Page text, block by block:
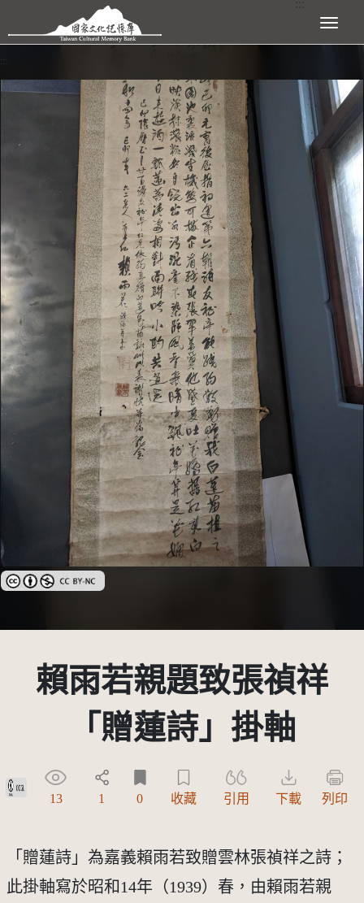
跳到主要內容區塊 展開選單
:::
創用CC姓名標示-非商業性 3.0 台灣及其後版本(CC BY-NC 3.0 TW +)
賴雨若親題致張禎祥
「贈蓮詩」掛軸
政府資料開放授權條款-第1版(OGDL 1.0)
13 1 0 收藏 引用 下載 列印
「贈蓮詩」為嘉義賴雨若致贈雲林張禎祥之詩；
此掛軸寫於昭和14年（1939）春，由賴雨若親